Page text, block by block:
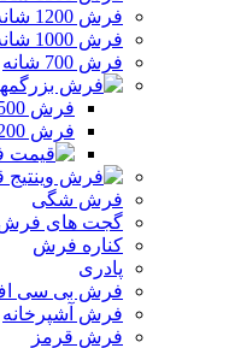
فرش 1200 شانه
فرش 1000 شانه
فرش 700 شانه
فرش 1500 شانه بزرگمهر
فرش 1200 شانه بزرگمهر
فرش شگی
گجت های فرش
کناره فرش
پادری
فرش بی سی
فرش آشپرخانه
فرش قرمز